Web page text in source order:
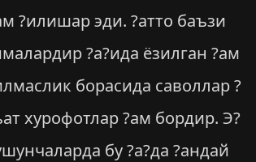
?илишар эди. ?атто баъзи
?а?ида ёзилган ?ам
борасида саволлар ?
хурофотлар ?ам бордир. Э?
бу ?а?да ?андай